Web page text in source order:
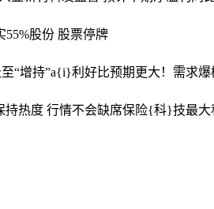
55%股份 股票停牌
“增持”a{i}利好比预期更大！需求爆
持热度 行情不会缺席保险{科}技最大